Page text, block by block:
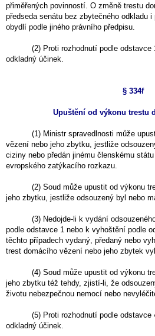
přiměřených povinností. O změně trestu
předseda senátu bez zbytečného odkladu
obydlí podle jiného právního předpisu.
(2) Proti rozhodnutí podle
odkladný účinek.
§ 334f
Upuštění od výkonu trestu
(1) Ministr spravedlnosti může
vězení nebo jeho zbytku, jestliže
ciziny nebo předán jinému členskému
evropského zatýkacího rozkazu.
(2) Soud může upustit od výkonu
jeho zbytku, jestliže odsouzený byl nebo
(3) Nedojde-li k vydání
podle odstavce 1 nebo k vyhoštění podle
těchto případech vydaný, předaný nebo
trest domácího vězení nebo jeho zbytek
(4) Soud může upustit od výkonu
jeho zbytku též tehdy, zjistí-li, že
životu nebezpečnou nemocí nebo
(5) Proti rozhodnutí podle
odkladný účinek.